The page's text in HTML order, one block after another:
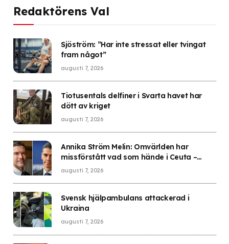
Redaktörens Val
Sjöström: ”Har inte stressat eller tvingat
fram något”
augusti 7, 2026
Tiotusentals delfiner i Svarta havet har
dött av kriget
augusti 7, 2026
Annika Ström Melin: Omvärlden har
missförstått vad som hände i Ceuta –
Sverige gick i fällan
augusti 7, 2026
Svensk hjälpambulans attackerad i
Ukraina
augusti 7, 2026